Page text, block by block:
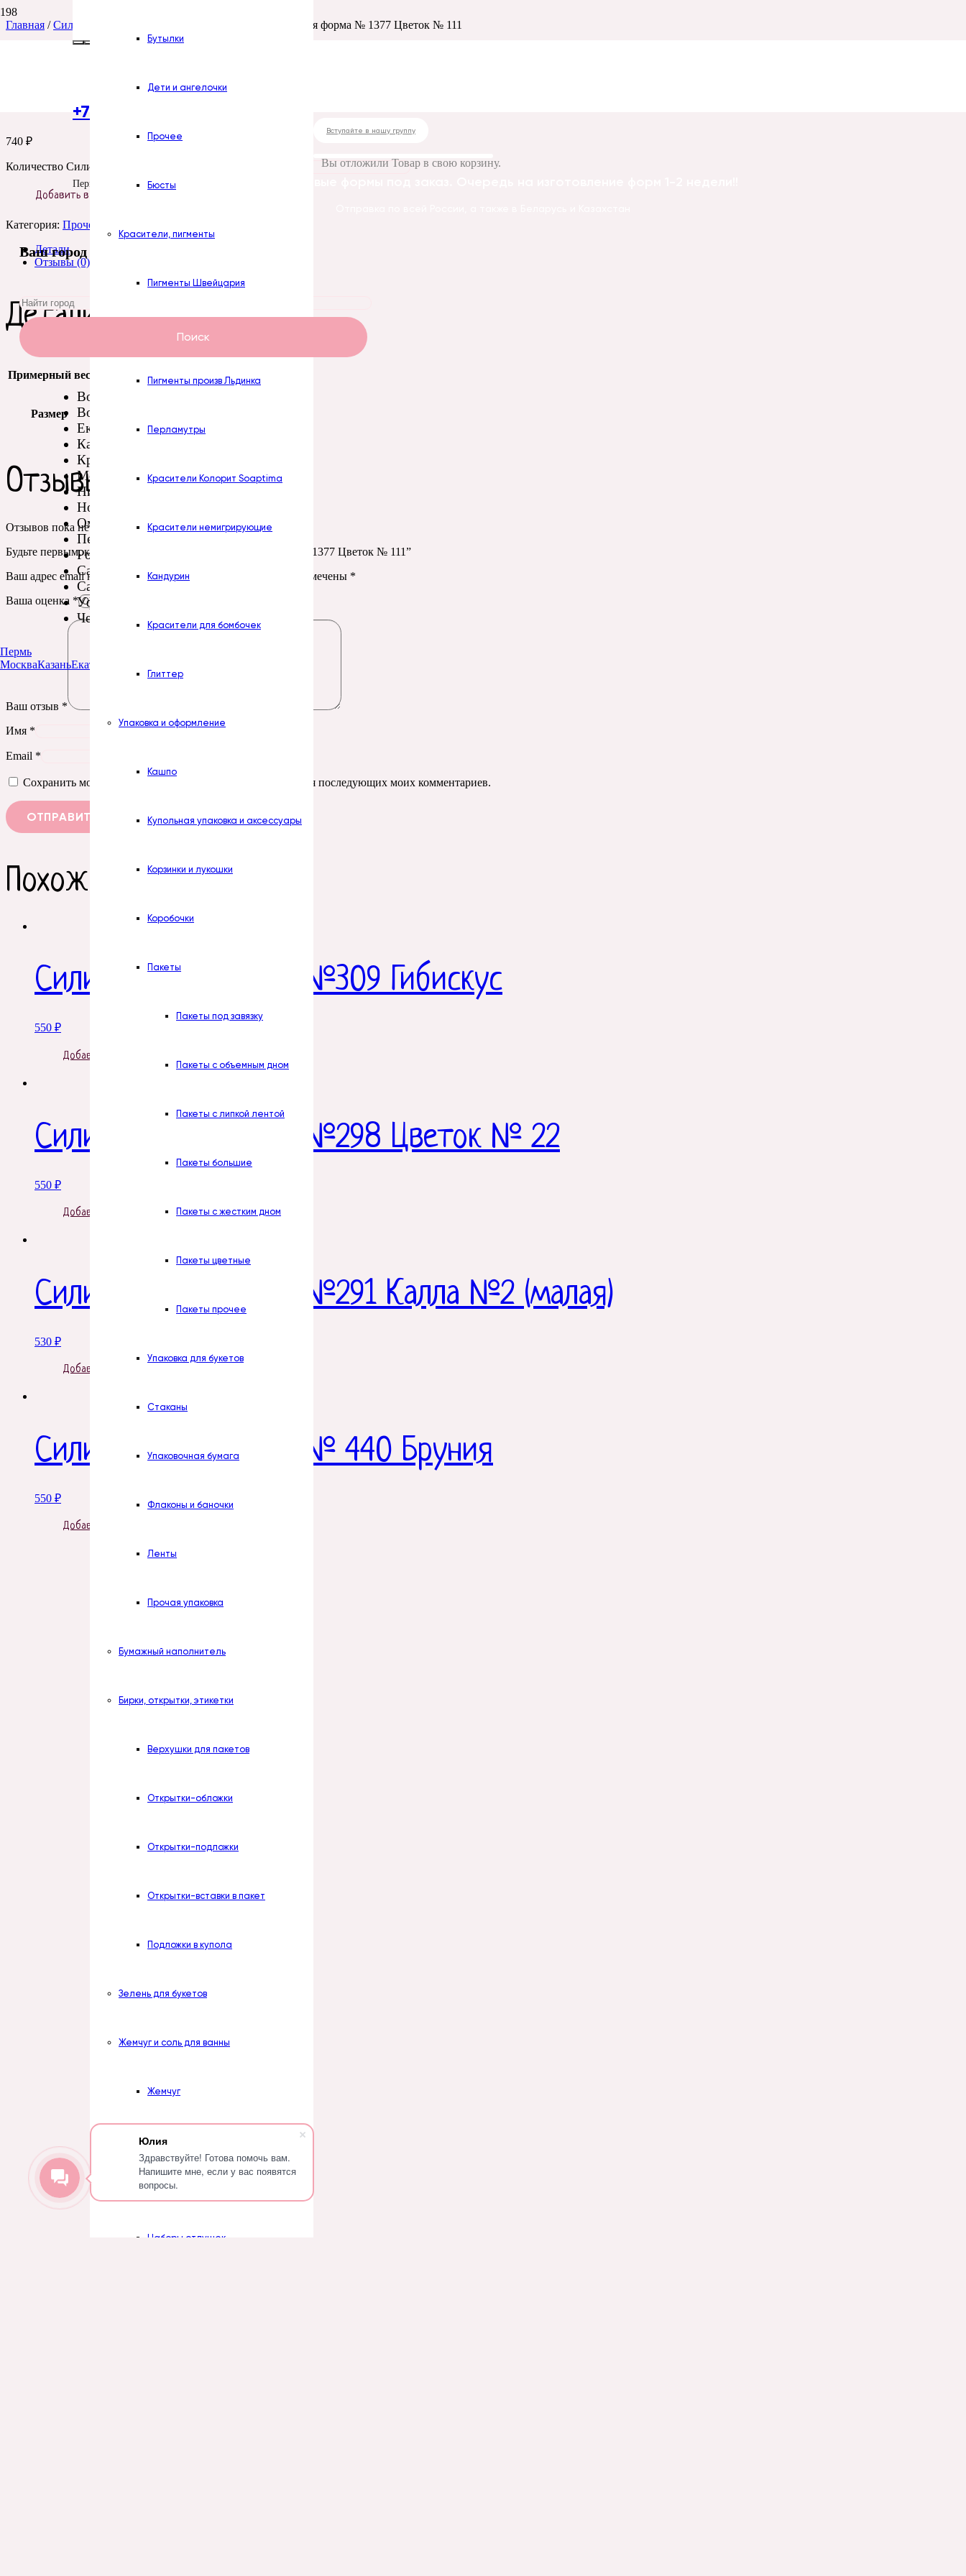
Юлия
Здравствуйте! Готова помочь вам.
Напишите мне, если у вас появятся
вопросы.
+7 (922) 300-51-06
Пермь
Бутылки
Дети и ангелочки
Прочее
Бюсты
Красители, пигменты
Пигменты Швейцария
Пасты Турция
Пигменты произв Льдинка
Перламутры
Красители Колорит Soaptima
Красители немигрирующие
Кандурин
Красители для бомбочек
Глиттер
Упаковка и оформление
Кашпо
Купольная упаковка и аксессуары
Корзинки и лукошки
Коробочки
Пакеты
Пакеты под завязку
Пакеты с объемным дном
Пакеты с липкой лентой
Пакеты большие
Пакеты с жестким дном
Пакеты цветные
Пакеты прочее
Упаковка для букетов
Стаканы
Упаковочная бумага
Флаконы и баночки
Ленты
Прочая упаковка
Бумажный наполнитель
Бирки, открытки, этикетки
Верхушки для пакетов
Открытки-обложки
Открытки-подложки
Открытки-вставки в пакет
Подложки в купола
Зелень для букетов
Жемчуг и соль для ванны
Жемчуг
Соль
Отдушки косметические
Наборы отдушек
Вступайте в нашу группу
Вы отложилиТовар в свою корзину.
Ваш город
Поиск
Волгоград
Воронеж
Екатеринбург
Казань
Красноярск
Москва
Нижний Новгород
Новосибирск
Омск
Пермь
Ростов-на-Дону
Самара
Санкт-Петербург
Уфа
Челябинск
Пермь
МоскваКазаньЕкатеринбург
Главная /Силиконовые формы / Силиконовая форма № 1377 Цветок № 111
Силиконовая форма № 1377 Цветок № 111
740 ₽
Количество Силиконовая форма № 1377 Цветок № 111
Добавить в корзину
Категория: Прочее
Детали
Отзывы (0)
Детали
Примерный вес
Размер
Отзывы
Отзывов пока нет.
Будьте первым, кто оставил отзыв на “Силиконовая форма № 1377 Цветок № 111”
Ваш адрес email не будет опубликован.
Обязательные поля помечены *
Ваша оценка *
Ваш отзыв *
Имя *
Email *
Сохранить моё имя, email и адрес сайта в этом браузере для последующих моих комментариев.
Похожие товары
Силиконовая форма №309 Гибискус
550 ₽
Добавить в корзину
Силиконовая форма №298 Цветок № 22
550 ₽
Добавить в корзину
Силиконовая форма №291 Калла №2 (малая)
530 ₽
Добавить в корзину
Силиконовая форма № 440 Бруния
550 ₽
Добавить в корзину